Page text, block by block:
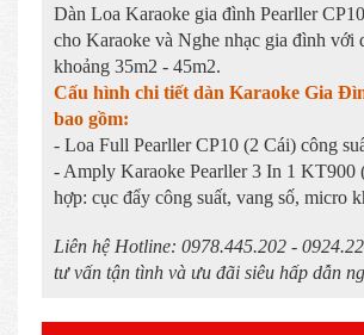
Dàn Loa Karaoke gia đình Pearller
cho Karaoke và Nghe nhạc gia đình với
khoảng 35m2 - 45m2.
Cấu hình chi tiết dàn Karaoke Gia
bao gồm:
- Loa Full Pearller CP10 (2 Cái) công
- Amply Karaoke Pearller 3 In 1 KT900
hợp: cục đẩy công suất, vang số, micro
Liên hệ Hotline: 0978.445.202 -
tư vấn tận tình và ưu đãi siêu hấp dẫn